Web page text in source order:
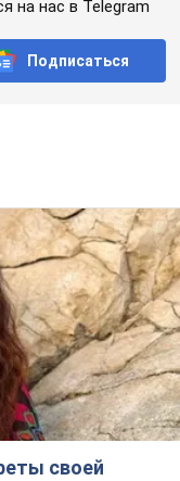
на нас в Telegram
Подписаться
своей